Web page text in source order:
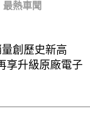
最熱車聞
創歷史新高
享升級原廠電子